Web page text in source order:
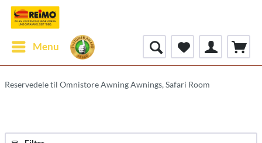
Menu
Reservedele til Omnistore Awning Awnings, Safari Room